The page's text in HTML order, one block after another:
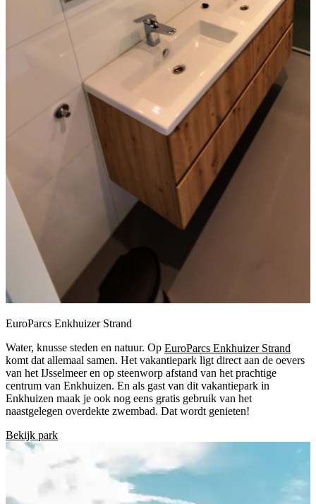
EuroParcs Enkhuizer Strand
Water, knusse steden en natuur. Op EuroParcs Enkhuizer Strand
komt dat allemaal samen. Het vakantiepark ligt direct aan de oevers
van het IJsselmeer en op steenworp afstand van het prachtige
centrum van Enkhuizen. En als gast van dit vakantiepark in
Enkhuizen maak je ook nog eens gratis gebruik van het
naastgelegen overdekte zwembad. Dat wordt genieten!
Bekijk park